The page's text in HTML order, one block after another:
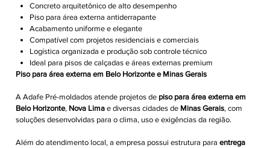
Concreto arquitetônico de alto desempenho
Piso para área externa antiderrapante
Acabamento uniforme e elegante
Compatível com projetos residenciais e comerciais
Logística organizada e produção sob controle técnico
Ideal para pisos de calçadas e áreas externas premium
Piso para área externa em Belo Horizonte e Minas Gerais
A Adafe Pré-moldados atende projetos de piso para área externa em
Belo Horizonte, Nova Lima e diversas cidades de Minas Gerais, com
soluções desenvolvidas para o clima, uso e exigências da região.
Além do atendimento local, a empresa possui estrutura para entrega